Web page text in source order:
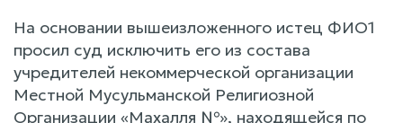
На основании вышеизложенного истец ФИО1
просил суд исключить его из состава
учредителей некоммерческой организации
Местной Мусульманской Религиозной
Организации «Махалля №», находящейся по